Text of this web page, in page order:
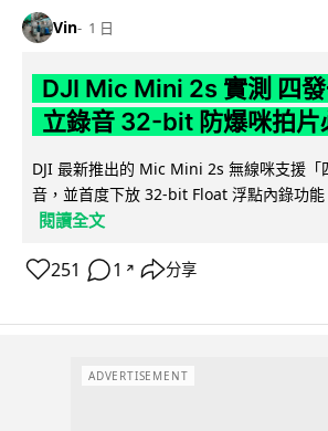
Vin 1 日
DJI Mic Mini 2s 實測 四
立錄音 32-bit 防爆咪拍片
DJI 最新推出的 Mic Mini 2s 無線咪支援「
音，並首度下放 32-bit Float 浮點內錄功
閱讀全文
251 1 ↗ 分享
ADVERTISEMENT